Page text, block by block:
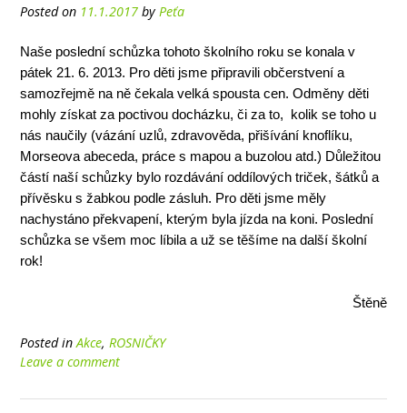
Posted on 11.1.2017 by Peťa
Naše poslední schůzka tohoto školního roku se konala v
pátek 21. 6. 2013. Pro děti jsme připravili občerstvení a
samozřejmě na ně čekala velká spousta cen. Odměny děti
mohly získat za poctivou docházku, či za to, kolik se toho u
nás naučily (vázání uzlů, zdravověda, přišívání knoflíku,
Morseova abeceda, práce s mapou a buzolou atd.) Důležitou
částí naší schůzky bylo rozdávání oddílových triček, šátků a
přívěsku s žabkou podle zásluh. Pro děti jsme měly
nachystáno překvapení, kterým byla jízda na koni. Poslední
schůzka se všem moc líbila a už se těšíme na další školní
rok!
Štěně
Posted inAkce, ROSNIČKY
Leave a comment